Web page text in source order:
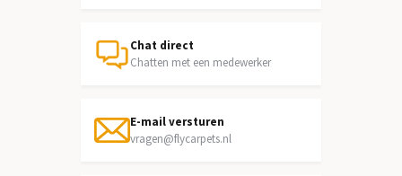
Chat direct
Chatten met een medewerker
E-mail versturen
vragen@flycarpets.nl